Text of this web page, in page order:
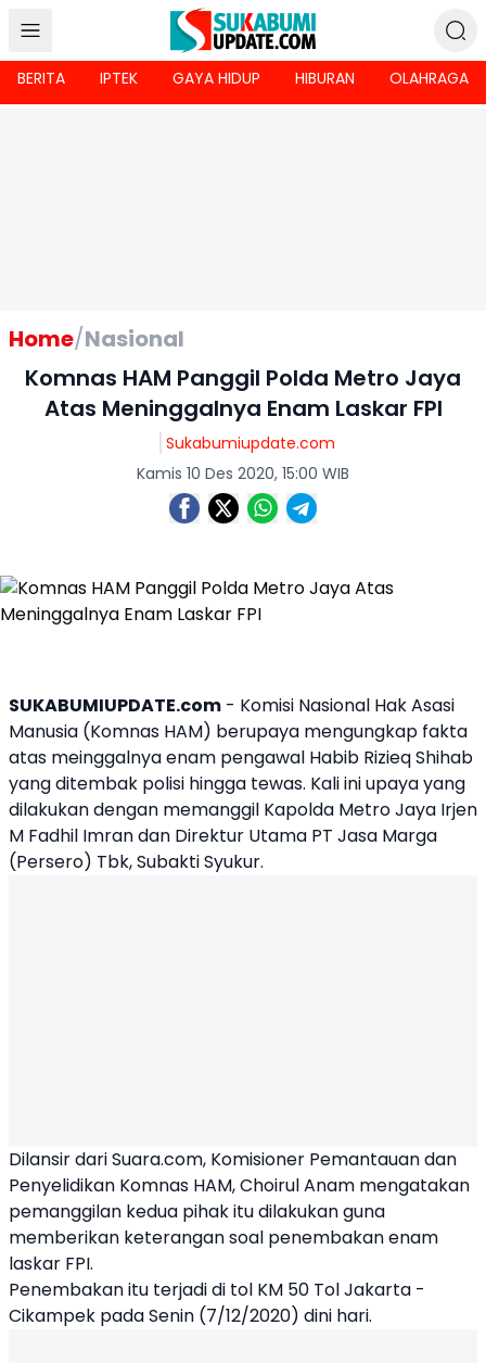
BERITA IPTEK GAYA HIDUP HIBURAN OLAHRAGA
Home/Nasional
Komnas HAM Panggil Polda Metro Jaya
Atas Meninggalnya Enam Laskar FPI
Sukabumiupdate.com
Kamis 10 Des 2020, 15:00 WIB
SUKABUMIUPDATE.com - Komisi Nasional Hak Asasi
Manusia (Komnas HAM) berupaya mengungkap fakta
atas meinggalnya enam pengawal Habib Rizieq Shihab
yang ditembak polisi hingga tewas. Kali ini upaya yang
dilakukan dengan memanggil Kapolda Metro Jaya Irjen
M Fadhil Imran dan Direktur Utama PT Jasa Marga
(Persero) Tbk, Subakti Syukur.
Dilansir dari Suara.com, Komisioner Pemantauan dan
Penyelidikan Komnas HAM, Choirul Anam mengatakan
pemanggilan kedua pihak itu dilakukan guna
memberikan keterangan soal penembakan enam
laskar FPI.
Penembakan itu terjadi di tol KM 50 Tol Jakarta -
Cikampek pada Senin (7/12/2020) dini hari.